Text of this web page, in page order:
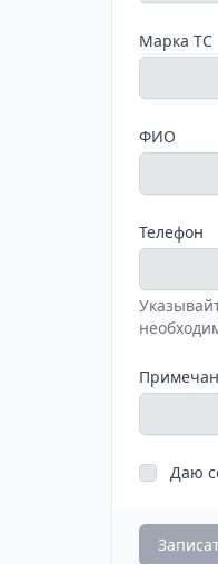
Марка ТС
ФИО
Телефон
Даю